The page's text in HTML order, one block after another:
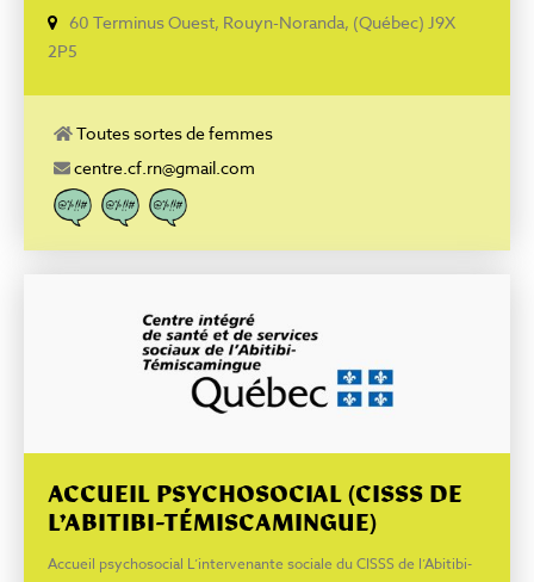
que leur permettre le plein exercice de leurs droits. Services
Accueil Écoute téléphonique Accompagnement Centre de
Services pour femmes de 18 ans et plus, services gratuits
60 Terminus Ouest, Rouyn-Noranda, (Québec) J9X
2P5
Toutes sortes de femmes
centre.cf.rn@gmail.com
ACCUEIL PSYCHOSOCIAL (CISSS DE
L’ABITIBI-TÉMISCAMINGUE)
Accueil psychosocial L’intervenante sociale du CISSS de l’Abitibi-